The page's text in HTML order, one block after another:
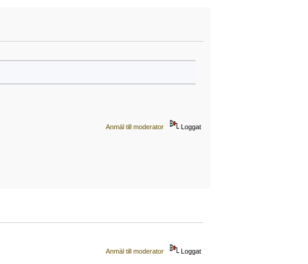
Anmäl till moderator Loggat
Anmäl till moderator Loggat